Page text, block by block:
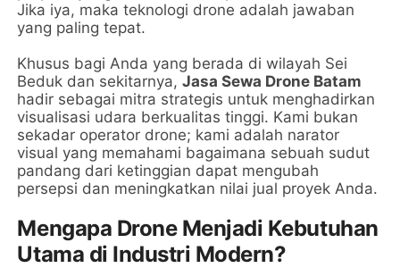
Jika iya, maka teknologi drone adalah jawaban
yang paling tepat.
Khusus bagi Anda yang berada di wilayah Sei
Beduk dan sekitarnya,Jasa Sewa Drone Batam
hadir sebagai mitra strategis untuk menghadirkan
visualisasi udara berkualitas tinggi. Kami bukan
sekadar operator drone; kami adalah narator
visual yang memahami bagaimana sebuah sudut
pandang dari ketinggian dapat mengubah
persepsi dan meningkatkan nilai jual proyek Anda.
Mengapa Drone Menjadi Kebutuhan
Utama di Industri Modern?